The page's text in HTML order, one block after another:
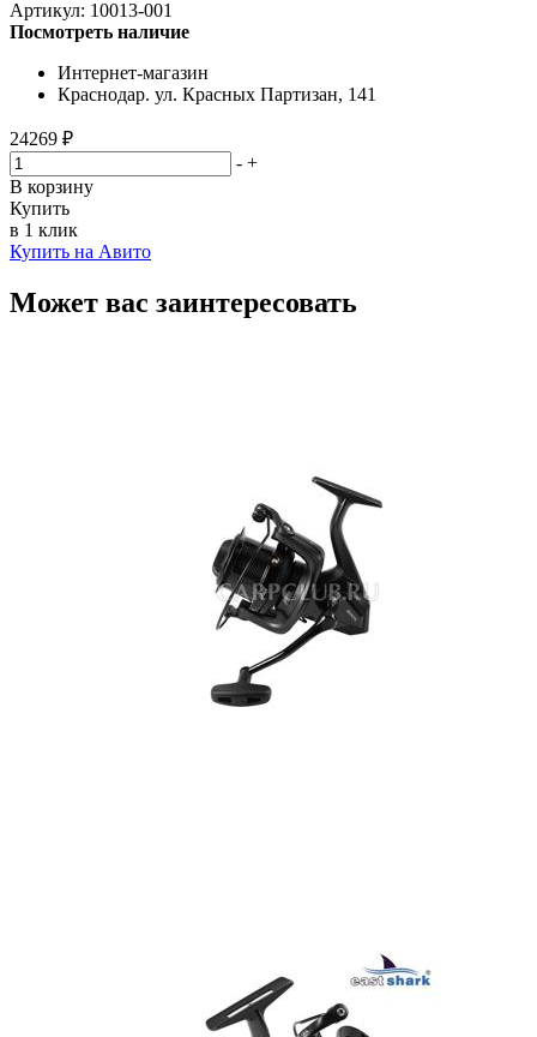
Артикул: 10013-001
Посмотреть наличие
Интернет-магазин
Краснодар. ул. Красных Партизан, 141
24269 ₽
- +
В корзину
Купить
в 1 клик
Купить на Авито
Может вас заинтересовать